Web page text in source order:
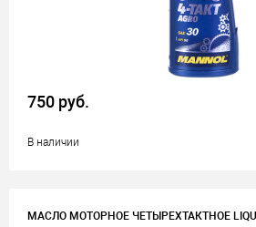
750 руб.
В наличии
МАСЛО МОТОРНОЕ ЧЕТЫРЕХТАКТНОЕ LIQUI